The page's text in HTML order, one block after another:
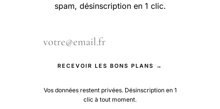
spam, désinscription en 1 clic.
RECEVOIR LES BONS PLANS →
Vos données restent privées. Désinscription en 1
clic à tout moment.